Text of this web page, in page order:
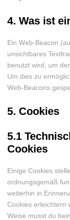
4. Was ist
Ein Web-Beacon
unsichtbares
benutzt wird, um
Um dies zu
Web-Beacons
5. Cookies
5.1
Cookies
Einige Cookies
ordnungsgemäß
weiterhin in
Cookies erleichtern
Weise musst du